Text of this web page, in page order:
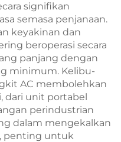
signifikan
semasa penjanaan.
keyakinan dan
beroperasi secara
panjang dengan
minimum. Kelibu-
AC membolehkan
dari unit portabel
perindustrian
dalam mengekalkan
penting untuk